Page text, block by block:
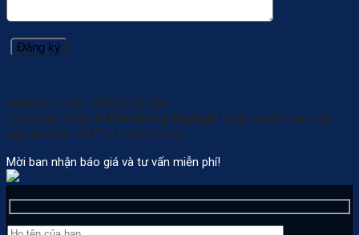
Hotline tư vấn: 0909 213 286
Copyright 2026 © Phú Đông Skylight | Sản phẩm cao cấp
sắp ra mắt của Phú Đông Group
Mời ban nhận báo giá và tư vấn miễn phí!